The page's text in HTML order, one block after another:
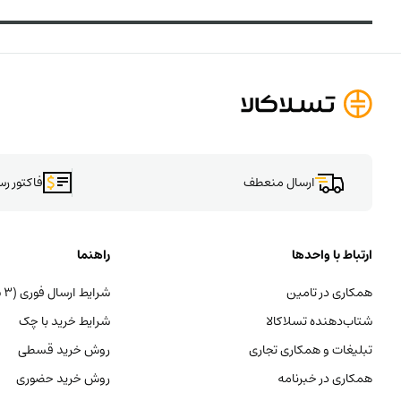
ارسال منعطف فاکتور
ارتباط با واحدها
همکاری در تامین
شتاب‌دهنده تسلاکالا
تبلیغات و همکاری تجاری
همکاری در خبرنامه
راهنما
شرایط ارسال فوری (۳ ساعته)
شرایط خرید با چک
روش خرید قسطی
روش خرید حضوری